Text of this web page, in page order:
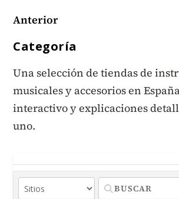
Anterior
Categoría
Una selección de tiendas de
musicales y accesorios en
interactivo y explicaciones
uno.